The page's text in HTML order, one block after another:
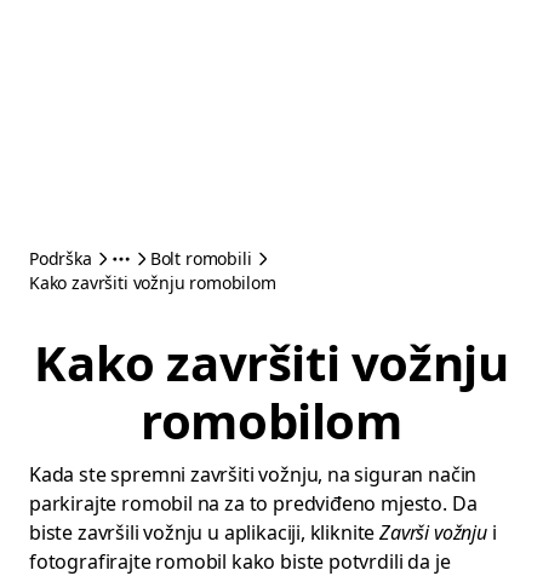
Podrška
Bolt romobili
Kako završiti vožnju romobilom
Kako završiti vožnju
romobilom
Kada ste spremni završiti vožnju, na siguran način
parkirajte romobil na za to predviđeno mjesto. Da
biste završili vožnju u aplikaciji, klikniteZavrši vožnjui
fotografirajte romobil kako biste potvrdili da je